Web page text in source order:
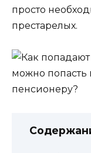
просто
престарелых.